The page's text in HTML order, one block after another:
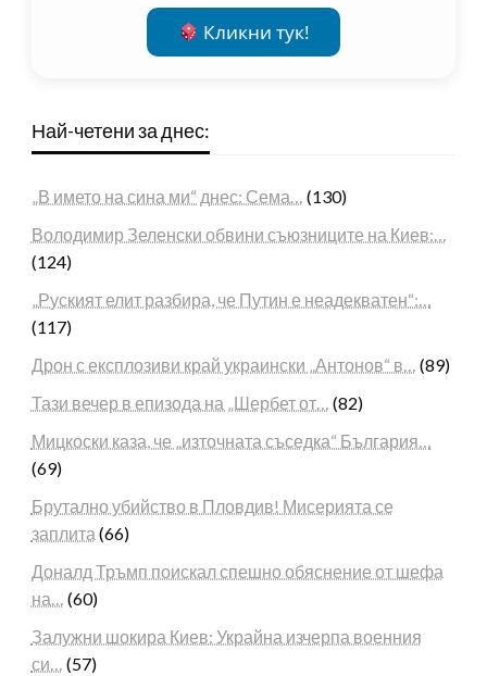
Кликни тук!
Най-четени за днес:
„В името на сина ми“ днес: Сема… (130)
Володимир Зеленски обвини съюзниците на Киев:…
(124)
„Руският елит разбира, че Путин е неадекватен“:…
(117)
Дрон с експлозиви край украински „Антонов“ в… (89)
Тази вечер в епизода на „Шербет от… (82)
Мицкоски каза, че „източната съседка“ България…
(69)
Брутално убийство в Пловдив! Мисерията се
заплита (66)
Доналд Тръмп поискал спешно обяснение от шефа
на… (60)
Залужни шокира Киев: Украйна изчерпа военния
си… (57)